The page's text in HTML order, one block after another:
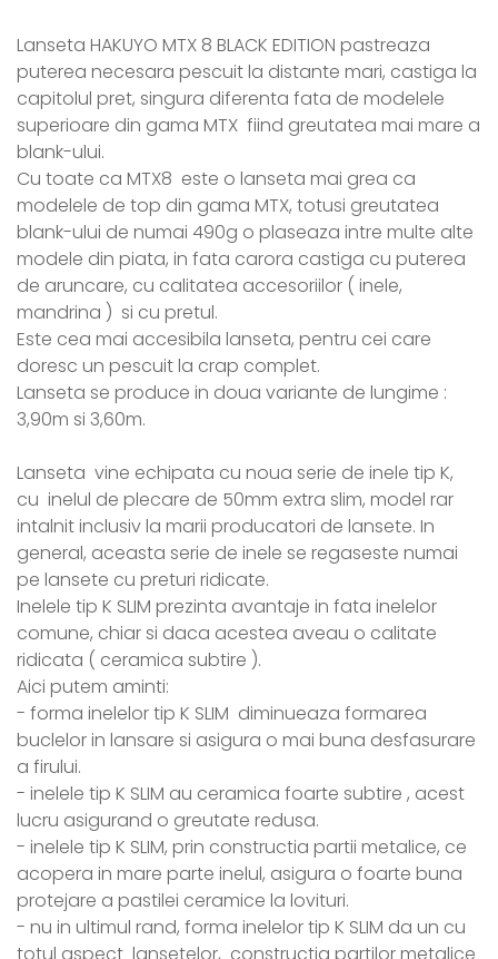
Lanseta HAKUYO MTX 8 BLACK EDITION pastreaza
puterea necesara pescuit la distante mari, castiga la
capitolul pret, singura diferenta fata de modelele
superioare din gama MTX fiind greutatea mai mare a
blank-ului.
Cu toate ca MTX8 este o lanseta mai grea ca
modelele de top din gama MTX, totusi greutatea
blank-ului de numai 490g o plaseaza intre multe alte
modele din piata, in fata carora castiga cu puterea
de aruncare, cu calitatea accesoriilor ( inele,
mandrina ) si cu pretul.
Este cea mai accesibila lanseta, pentru cei care
doresc un pescuit la crap complet.
Lanseta se produce in doua variante de lungime :
3,90m si 3,60m.
Lanseta vine echipata cu noua serie de inele tip K,
cu inelul de plecare de 50mm extra slim, model rar
intalnit inclusiv la marii producatori de lansete. In
general, aceasta serie de inele se regaseste numai
pe lansete cu preturi ridicate.
Inelele tip K SLIM prezinta avantaje in fata inelelor
comune, chiar si daca acestea aveau o calitate
ridicata ( ceramica subtire ).
Aici putem aminti:
- forma inelelor tip K SLIM diminueaza formarea
buclelor in lansare si asigura o mai buna desfasurare
a firului.
- inelele tip K SLIM au ceramica foarte subtire , acest
lucru asigurand o greutate redusa.
- inelele tip K SLIM, prin constructia partii metalice, ce
acopera in mare parte inelul, asigura o foarte buna
protejare a pastilei ceramice la lovituri.
- nu in ultimul rand, forma inelelor tip K SLIM da un cu